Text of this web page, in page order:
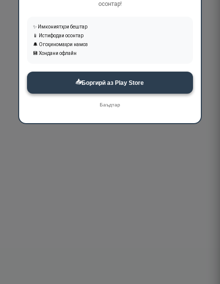
осонтар!
✨ Имкониятҳои бештар
📱 Истифодаи осонтар
🔔 Огоҳиномаҳои намоз
💾 Хондани офлайн
📥Боргирӣ аз Play Store
Баъдтар